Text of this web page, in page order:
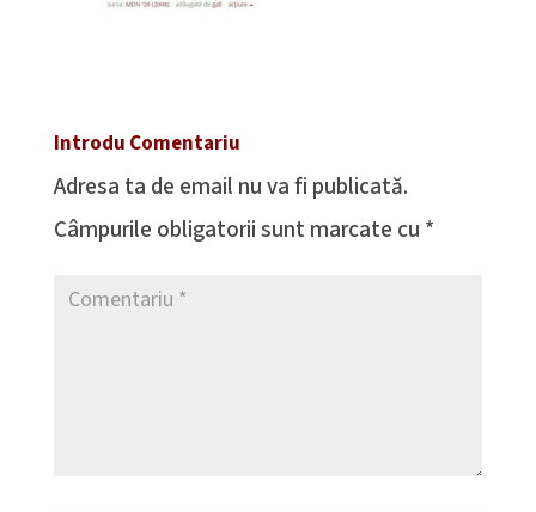
Introdu Comentariu
Adresa ta de email nu va fi publicată.
Câmpurile obligatorii sunt marcate cu *